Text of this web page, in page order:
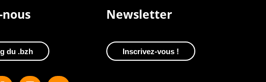
nous
du .bzh
Newsletter
Inscrivez-vous !